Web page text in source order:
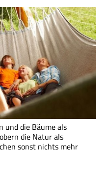
und die Bäume als
die Natur als
sonst nichts mehr